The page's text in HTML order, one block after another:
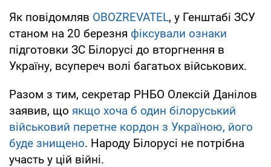
Як повідомляв OBOZREVATEL, у Генштабі ЗСУ
станом на 20 березня фіксували ознаки
підготовки ЗС Білорусі до вторгнення в
Україну, всупереч волі багатьох військових.
Разом з тим, секретар РНБО Олексій Данілов
заявив, що якщо хоча б один білоруський
військовий перетне кордон з Україною, його
буде знищено. Народу Білорусі не потрібна
участь у цій війні.